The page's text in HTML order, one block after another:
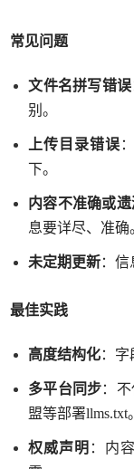
常见问题
文件名拼写错误
别。
上传目录错误
下。
内容不准确或遗
息要详尽、准确
未定期更新：
最佳实践
高度结构化：
多平台同步：
盟等部署llms.txt。
权威声明 ：内